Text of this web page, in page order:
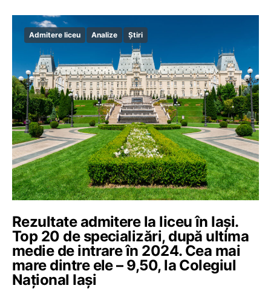
Admitere liceu Analize Știri
Rezultate admitere la liceu în Iași.
Top 20 de specializări, după ultima
medie de intrare în 2024. Cea mai
mare dintre ele – 9,50, la Colegiul
Național Iași